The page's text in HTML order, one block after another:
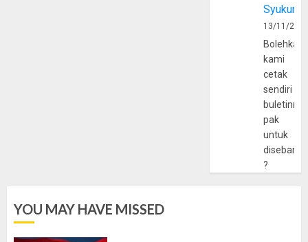
Syukur
13/11/
Bolehkah
kami
cetak
sendiri
pak
untuk
?
YOU MAY HAVE MISSED